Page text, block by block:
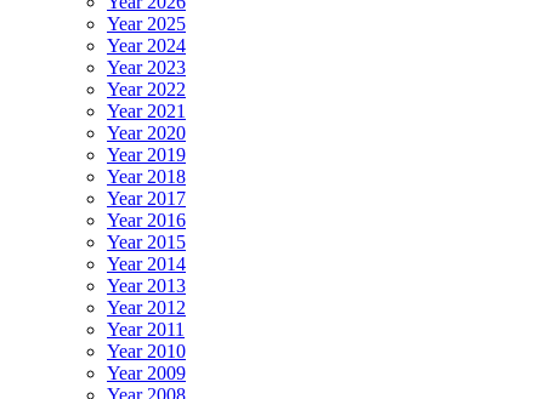
Year 2025
Year 2024
Year 2023
Year 2022
Year 2021
Year 2020
Year 2019
Year 2018
Year 2017
Year 2016
Year 2015
Year 2014
Year 2013
Year 2012
Year 2011
Year 2010
Year 2009
Year 2008